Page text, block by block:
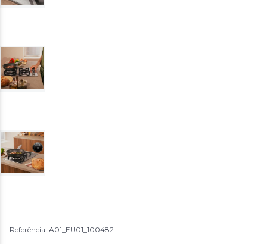
Referência: A01_EU01_100482